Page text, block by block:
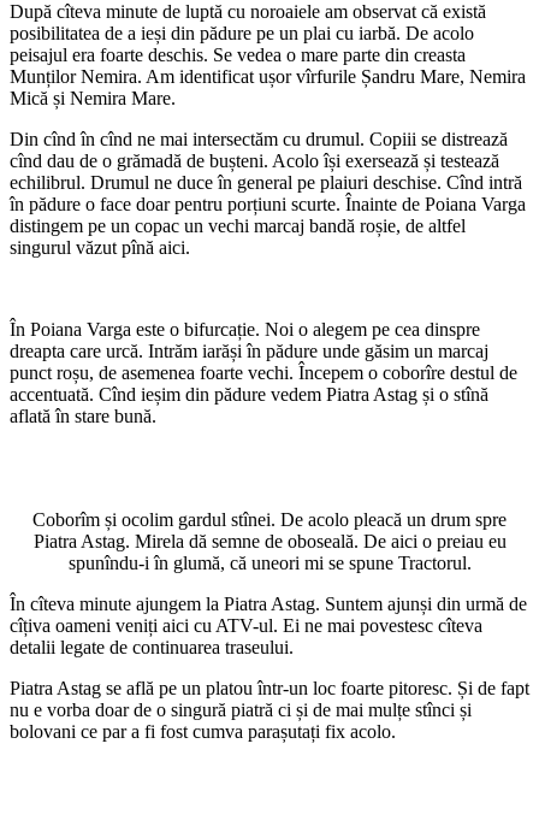
După cîteva minute de luptă cu noroaiele am observat că există
posibilitatea de a ieși din pădure pe un plai cu iarbă. De acolo
peisajul era foarte deschis. Se vedea o mare parte din creasta
Munților Nemira. Am identificat ușor vîrfurile Șandru Mare, Nemira
Mică și Nemira Mare.
Din cînd în cînd ne mai intersectăm cu drumul. Copiii se distrează
cînd dau de o grămadă de bușteni. Acolo își exersează și testează
echilibrul. Drumul ne duce în general pe plaiuri deschise. Cînd intră
în pădure o face doar pentru porțiuni scurte. Înainte de Poiana Varga
distingem pe un copac un vechi marcaj bandă roșie, de altfel
singurul văzut pînă aici.
În Poiana Varga este o bifurcație. Noi o alegem pe cea dinspre
dreapta care urcă. Intrăm iarăși în pădure unde găsim un marcaj
punct roșu, de asemenea foarte vechi. Începem o coborîre destul de
accentuată. Cînd ieșim din pădure vedem Piatra Astag și o stînă
aflată în stare bună.
Coborîm și ocolim gardul stînei. De acolo pleacă un drum spre
Piatra Astag. Mirela dă semne de oboseală. De aici o preiau eu
spunîndu-i în glumă, că uneori mi se spune Tractorul.
În cîteva minute ajungem la Piatra Astag. Suntem ajunși din urmă de
cîțiva oameni veniți aici cu ATV-ul. Ei ne mai povestesc cîteva
detalii legate de continuarea traseului.
Piatra Astag se află pe un platou într-un loc foarte pitoresc. Și de fapt
nu e vorba doar de o singură piatră ci și de mai mulțe stînci și
bolovani ce par a fi fost cumva parașutați fix acolo.